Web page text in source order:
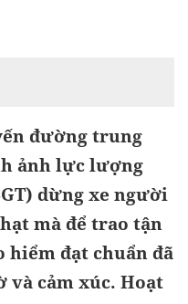
đường trung
ảnh lực lượng
dừng xe người
mà để trao tận
hiểm đạt chuẩn đã
và cảm xúc. Hoạt